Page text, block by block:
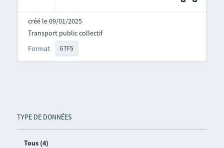
TYPE DE DONNÉES
Tous (4)
créé le 09/01/2025
Format GTFS
Transport public collectif